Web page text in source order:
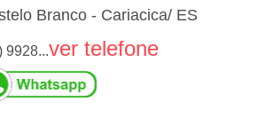
Branco - Cariacica/ ES
9928...ver telefone